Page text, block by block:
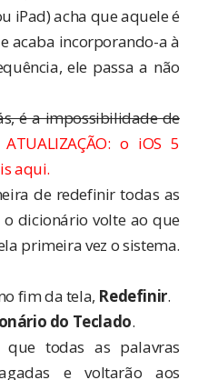
iPad) acha que aquele é
acaba incorporando-a à
ele passa a não
é a impossibilidade de
ATUALIZAÇÃO: o iOS 5
aqui.
de redefinir todas as
dicionário volte ao que
primeira vez o sistema.
fim da tela, Redefinir.
do Teclado.
todas as palavras
e voltarão aos